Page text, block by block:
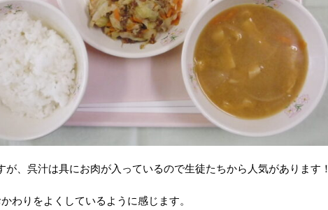
が、呉汁は具にお肉が入っているので生徒たちから人気があります！
わりをよくしているように感じます。